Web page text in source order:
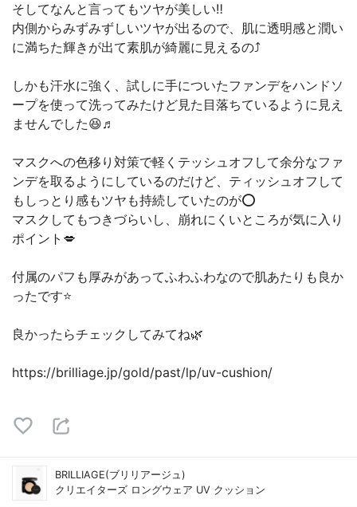
そしてなんと言ってもツヤが美しい‼️
内側からみずみずしいツヤが出るので、肌に透明感と潤い
に満ちた輝きが出て素肌が綺麗に見えるの⤴️
しかも汗水に強く、試しに手についたファンデをハンドソ
ープを使って洗ってみたけど見た目落ちているように見え
ませんでした😆♬
マスクへの色移り対策で軽くテッシュオフして余分なファ
ンデを取るようにしているのだけど、ティッシュオフして
もしっとり感もツヤも持続していたのが⭕️
マスクしてもつきづらいし、崩れにくいところが気に入り
ポイント💋
付属のパフも厚みがあってふわふわなので肌あたりも良か
ったです⭐️
良かったらチェックしてみてね🌿
https://brilliage.jp/gold/past/lp/uv-cushion/
BRILLIAGE(ブリリアージュ)
クリエイターズ ロングウェア UV クッション